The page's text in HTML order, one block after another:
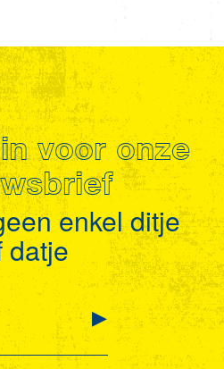
voor onze
enkel ditje
datje